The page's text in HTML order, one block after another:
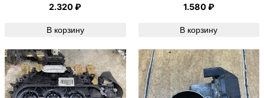
2.320₽
В корзину
1.580₽
В корзину